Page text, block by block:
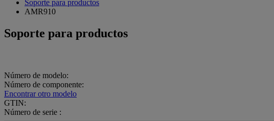
Soporte para productos
AMR910
Soporte para productos
Número de modelo:
Número de componente:
Encontrar otro modelo
GTIN:
Número de serie :